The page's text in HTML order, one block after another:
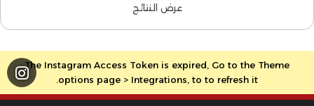
عرض النتائج
The Instagram Access Token is expired, Go to the Theme
options page > Integrations, to to refresh it.